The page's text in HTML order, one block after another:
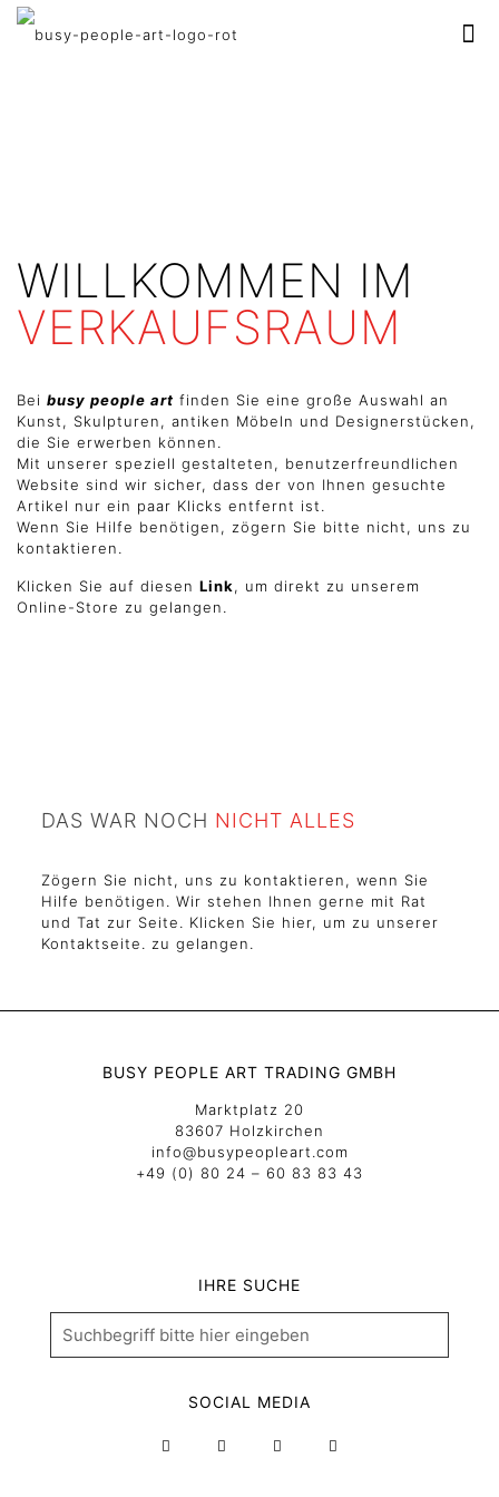
WILLKOMMEN IM
VERKAUFSRAUM
Bei busy people art finden Sie eine große Auswahl an
Kunst, Skulpturen, antiken Möbeln und Designerstücken,
die Sie erwerben können.
Mit unserer speziell gestalteten, benutzerfreundlichen
Website sind wir sicher, dass der von Ihnen gesuchte
Artikel nur ein paar Klicks entfernt ist.
Wenn Sie Hilfe benötigen, zögern Sie bitte nicht, uns zu
kontaktieren.
Klicken Sie auf diesen Link, um direkt zu unserem
Online-Store zu gelangen.
DAS WAR NOCH NICHT ALLES
Zögern Sie nicht, uns zu kontaktieren, wenn Sie
Hilfe benötigen. Wir stehen Ihnen gerne mit Rat
und Tat zur Seite. Klicken Sie hier, um zu unserer
Kontaktseite. zu gelangen.
BUSY PEOPLE ART TRADING GMBH
Marktplatz 20
83607 Holzkirchen
info@busypeopleart.com
+49 (0) 80 24 – 60 83 83 43
IHRE SUCHE
SOCIAL MEDIA